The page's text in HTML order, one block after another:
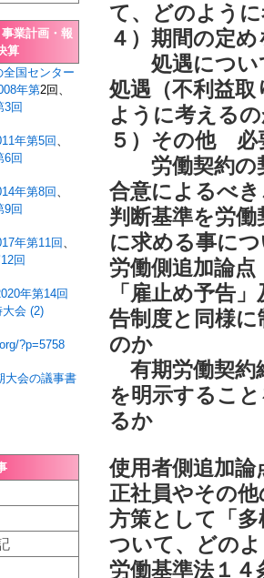
て、どのよう
４）期間の定
処遇について
処遇（不利益
ように考える
５）その他 必
労働契約の契
合意によるべ
判断基準を労
に求める事に
労働側追加論点
「雇止め予告
告制度と同様
のか
有期労働契約
を明示するこ
るか
使用者側追加論
正社員やその
方策として「
ついて、どの
労働基準法１
業計画・報
算
国センター
年第2回、
3回
年第5回 、
6回
年第8回 、
9回
年第11回 、
回
年第14回
会 (2)
?p=5758
大会の議事書